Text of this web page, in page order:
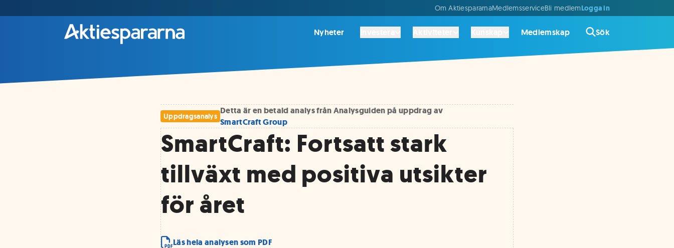
Om AktiespararnaMedlemsserviceBli medlemLogga in
Nyheter Medlemskap Sök
Uppdragsanalys
Detta är en betald analys från Analysguiden på uppdrag av
SmartCraft Group
SmartCraft: Fortsatt stark
tillväxt med positiva utsikter
för året
Läs hela analysen som PDF